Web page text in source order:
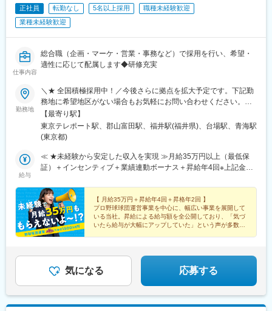
正社員 転勤なし 5名以上採用
職種未経験歓迎
業種未経験歓迎
仕事内容
総合職（企画・マーケ・営業・事務など）で採用を行い、希望・
適性に応じて配属します◆研修充実
勤務地
＼★ 全国積極採用中！／今後さらに拠点を拡大予定です。下記勤
務地に希望地区がない場合もお気軽にお問い合わせください。≪
希望に沿わない転勤なし ★ 東京を拠点に地方都市に貢献≫■東京
本社／東京都江東区青海1-1-20 ダイバーシティ東京 オフィスタワ
ー 12F■東北オフィス／福島県郡山市八山田3丁目22■北陸オフィ
【最寄り駅】
東京テレポート駅、郡山富田駅、福井駅(福井県)、台場駅、青海駅
(東京都)
給与
≪ ★未経験から安定した収入を実現 ≫月給35万円以上（最低保
証）＋インセンティブ＋業績連動ボーナス＋昇給年4回※上記金額
す。超過分は別途支給。※最大6ヶ月の試用期間あり（期間中は月
給32万円となります/45時間分の固定残業代7万8300円～を含む/
超過分は別途支給）。※経験や能力を考慮の上、金額を決定しま
す。
【 月給35万円＋昇給年4回＋昇格年2回 】
プロ野球球団運営事業を中心に、幅広い事業を展開して
いる当社。昇給による給与額を全公開しており、「気づ
いたら給与が大幅にアップしていた」という声が多数。
気になる 応募する